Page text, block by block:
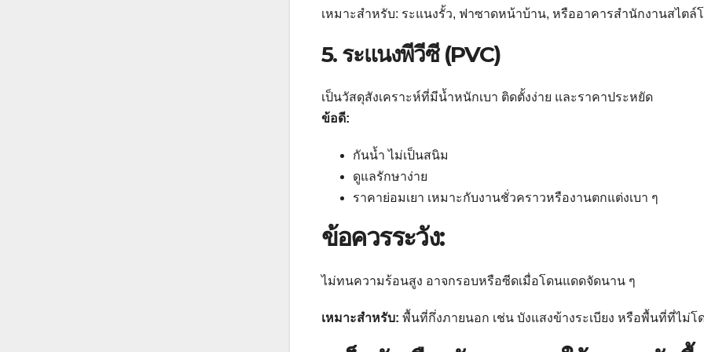
เหมาะสำหรับ: ระแนงรั้ว, ฟาซาดหน้าบ้าน, หรืออาคารสำนักงานสไตล์
5. ระแนงพีวีซี (PVC)
เป็นวัสดุสังเคราะห์ที่มีน้ำหนักเบา ติดตั้งง่าย และราคาประหยัด
ข้อดี:
กันน้ำ ไม่เป็นสนิม
ดูแลรักษาง่าย
ราคาย่อมเยา เหมาะกับงานชั่วคราวหรืองานตกแต่งเบา ๆ
ข้อควรระวัง:
ไม่ทนความร้อนสูง อาจกรอบหรือซีดเมื่อโดนแดดจัดนาน ๆ
เหมาะสำหรับ: พื้นที่กึ่งภายนอก เช่น บังแสงข้างระเบียง หรือพื้นที่ที่ไม่โ